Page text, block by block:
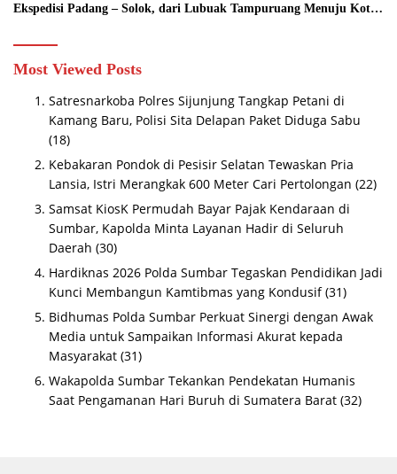
Ekspedisi Padang – Solok, dari Lubuak Tampuruang Menuju Koto
Most Viewed Posts
Satresnarkoba Polres Sijunjung Tangkap Petani di
Kamang Baru, Polisi Sita Delapan Paket Diduga Sabu
(18)
Kebakaran Pondok di Pesisir Selatan Tewaskan Pria
Lansia, Istri Merangkak 600 Meter Cari Pertolongan (22)
Samsat KiosK Permudah Bayar Pajak Kendaraan di
Sumbar, Kapolda Minta Layanan Hadir di Seluruh
Daerah (30)
Hardiknas 2026 Polda Sumbar Tegaskan Pendidikan Jadi
Kunci Membangun Kamtibmas yang Kondusif (31)
Bidhumas Polda Sumbar Perkuat Sinergi dengan Awak
Media untuk Sampaikan Informasi Akurat kepada
Masyarakat (31)
Wakapolda Sumbar Tekankan Pendekatan Humanis
Saat Pengamanan Hari Buruh di Sumatera Barat (32)